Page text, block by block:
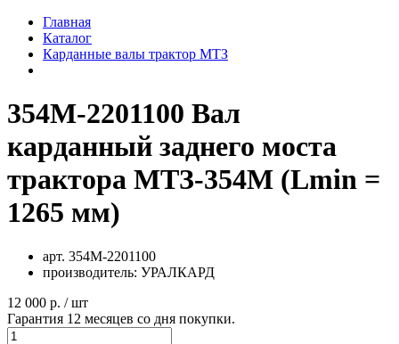
Главная
Каталог
Карданные валы трактор МТЗ
354М-2201100 Вал
карданный заднего моста
трактора МТЗ-354М (Lmin =
1265 мм)
арт. 354М-2201100
производитель: УРАЛКАРД
12 000 р. / шт
Гарантия 12 месяцев со дня покупки.